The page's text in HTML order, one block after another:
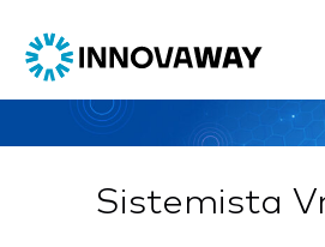
Sistemista